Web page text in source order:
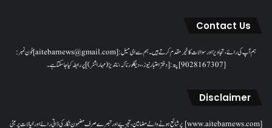
Contact Us
ہم آپ کی رائے، تجاویز اور سوالات کا خیرمقدم کرتے ہیں۔ ہم سےای میل: [aitebarnews@gmail.com]فون نمبر:
[9028167307]پتہ: [دفتر اعتبار نیوز، ، دیگلور ناکہ، ناندیڑ(مہاراشٹر) ] پر رابطہ کیا جاسکتا ہے۔
Disclaimer
[www.aitebarnews.com] پر شائع ہونے والے مضامین، تجزیے اور تبصرے صرف مضمون نگار کی ذاتی رائے اور خیالات پر مبنی